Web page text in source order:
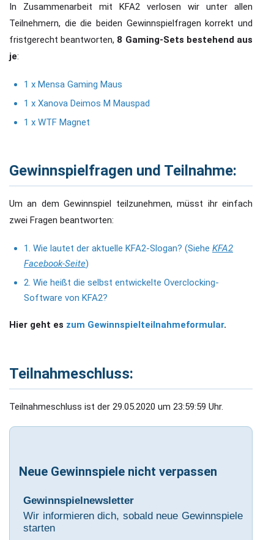
In Zusammenarbeit mit KFA2 verlosen wir unter allen
Teilnehmern, die die beiden Gewinnspielfragen korrekt und
fristgerecht beantworten, 8 Gaming-Sets bestehend aus
je:
1 x Mensa Gaming Maus
1 x Xanova Deimos M Mauspad
1 x WTF Magnet
Gewinnspielfragen und Teilnahme:
Um an dem Gewinnspiel teilzunehmen, müsst ihr einfach
zwei Fragen beantworten:
1. Wie lautet der aktuelle KFA2-Slogan? (Siehe KFA2
Facebook-Seite)
2. Wie heißt die selbst entwickelte Overclocking-
Software von KFA2?
Hier geht es zum Gewinnspielteilnahmeformular.
Teilnahmeschluss:
Teilnahmeschluss ist der 29.05.2020 um 23:59:59 Uhr.
Neue Gewinnspiele nicht verpassen
Gewinnspielnewsletter
Wir informieren dich, sobald neue Gewinnspiele
starten